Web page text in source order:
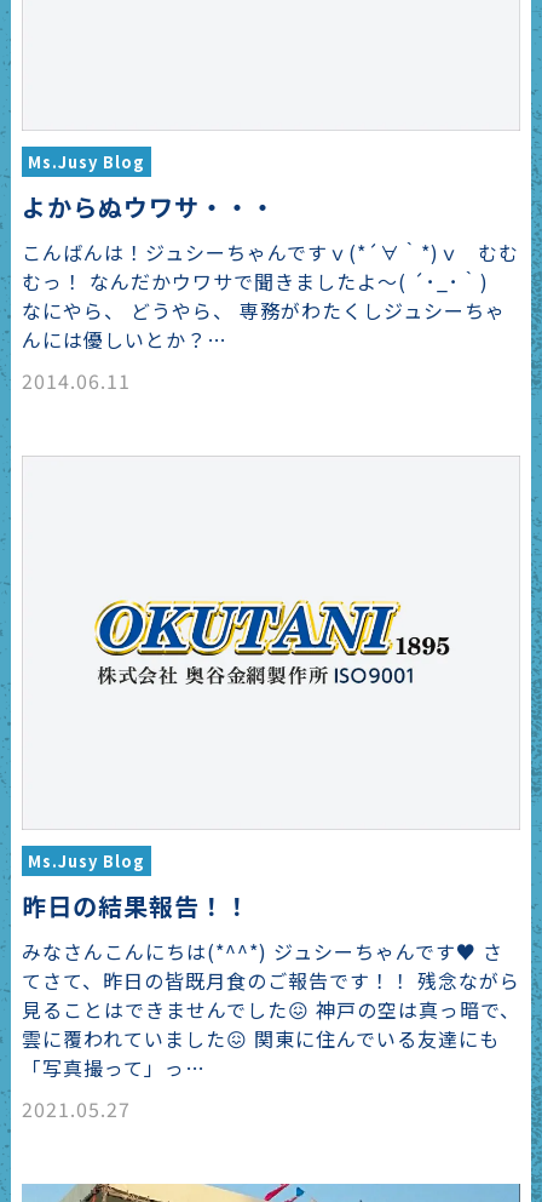
Ms.Jusy Blog
よからぬウワサ・・・
こんばんは！ジュシーちゃんですｖ(*´∀｀*)ｖ むむ
むっ！ なんだかウワサで聞きましたよ～( ´･_･｀)
なにやら、 どうやら、 専務がわたくしジュシーちゃ
んには優しいとか？…
2014.06.11
Ms.Jusy Blog
昨日の結果報告！！
みなさんこんにちは(*^^*) ジュシーちゃんです♥ さ
てさて、昨日の皆既月食のご報告です！！ 残念ながら
見ることはできませんでした😖 神戸の空は真っ暗で、
雲に覆われていました😖 関東に住んでいる友達にも
「写真撮って」っ…
2021.05.27